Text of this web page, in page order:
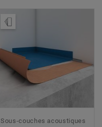
Sous-couches acoustiques